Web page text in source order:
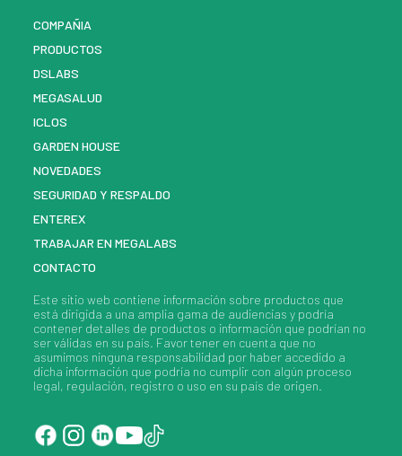
COMPAÑIA
PRODUCTOS
DSLABS
MEGASALUD
ICLOS
GARDEN HOUSE
NOVEDADES
SEGURIDAD Y RESPALDO
ENTEREX
TRABAJAR EN MEGALABS
CONTACTO
Este sitio web contiene información sobre productos que
está dirigida a una amplia gama de audiencias y podría
contener detalles de productos o información que podrían no
ser válidas en su país. Favor tener en cuenta que no
asumimos ninguna responsabilidad por haber accedido a
dicha información que podría no cumplir con algún proceso
legal, regulación, registro o uso en su país de origen.